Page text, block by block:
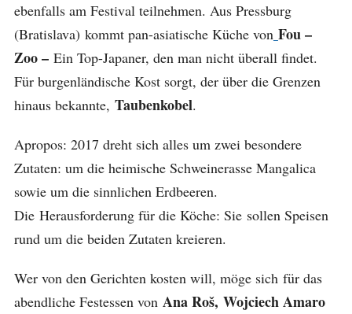
ebenfalls am Festival teilnehmen. Aus Pressburg
(Bratislava) kommt pan-asiatische Küche von Fou –
Zoo – Ein Top-Japaner, den man nicht überall findet.
Für burgenländische Kost sorgt, der über die Grenzen
hinaus bekannte, Taubenkobel.
Apropos: 2017 dreht sich alles um zwei besondere
Zutaten: um die heimische Schweinerasse Mangalica
sowie um die sinnlichen Erdbeeren.
Die Herausforderung für die Köche: Sie sollen Speisen
rund um die beiden Zutaten kreieren.
Wer von den Gerichten kosten will, möge sich für das
abendliche Festessen von Ana Roš, Wojciech Amaro